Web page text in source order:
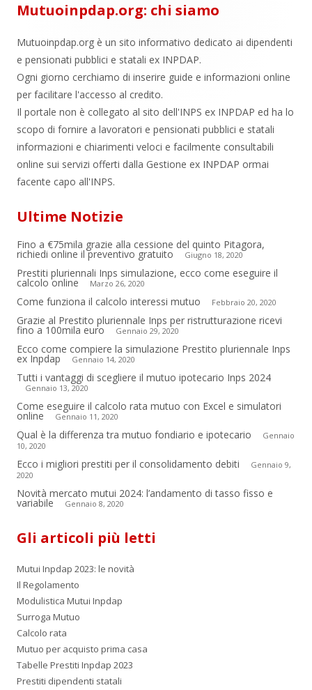
Mutuoinpdap.org: chi siamo
Mutuoinpdap.org è un sito informativo dedicato ai dipendenti
e pensionati pubblici e statali ex INPDAP.
Ogni giorno cerchiamo di inserire guide e informazioni online
per facilitare l'accesso al credito.
Il portale non è collegato al sito dell'INPS ex INPDAP ed ha lo
scopo di fornire a lavoratori e pensionati pubblici e statali
informazioni e chiarimenti veloci e facilmente consultabili
online sui servizi offerti dalla Gestione ex INPDAP ormai
facente capo all'INPS.
Ultime Notizie
Fino a €75mila grazie alla cessione del quinto Pitagora,
richiedi online il preventivo gratuito Giugno 18, 2020
Prestiti pluriennali Inps simulazione, ecco come eseguire il
calcolo online Marzo 26, 2020
Come funziona il calcolo interessi mutuo Febbraio 20, 2020
Grazie al Prestito pluriennale Inps per ristrutturazione ricevi
fino a 100mila euro Gennaio 29, 2020
Ecco come compiere la simulazione Prestito pluriennale Inps
ex Inpdap Gennaio 14, 2020
Tutti i vantaggi di scegliere il mutuo ipotecario Inps 2024
Gennaio 13, 2020
Come eseguire il calcolo rata mutuo con Excel e simulatori
online Gennaio 11, 2020
Qual è la differenza tra mutuo fondiario e ipotecario
Gennaio
10, 2020
Ecco i migliori prestiti per il consolidamento debiti
Gennaio 9,
2020
Novità mercato mutui 2024: l’andamento di tasso fisso e
variabile Gennaio 8, 2020
Gli articoli più letti
Mutui Inpdap 2023: le novità
Il Regolamento
Modulistica Mutui Inpdap
Surroga Mutuo
Calcolo rata
Mutuo per acquisto prima casa
Tabelle Prestiti Inpdap 2023
Prestiti dipendenti statali